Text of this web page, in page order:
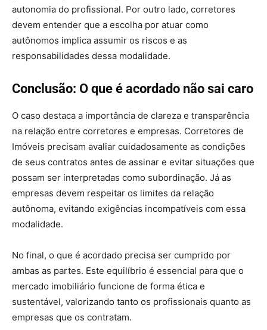
autonomia do profissional. Por outro lado, corretores
devem entender que a escolha por atuar como
autônomos implica assumir os riscos e as
responsabilidades dessa modalidade.
Conclusão: O que é acordado não sai caro
O caso destaca a importância de clareza e transparência
na relação entre corretores e empresas. Corretores de
Imóveis precisam avaliar cuidadosamente as condições
de seus contratos antes de assinar e evitar situações que
possam ser interpretadas como subordinação. Já as
empresas devem respeitar os limites da relação
autônoma, evitando exigências incompatíveis com essa
modalidade.
No final, o que é acordado precisa ser cumprido por
ambas as partes. Este equilíbrio é essencial para que o
mercado imobiliário funcione de forma ética e
sustentável, valorizando tanto os profissionais quanto as
empresas que os contratam.